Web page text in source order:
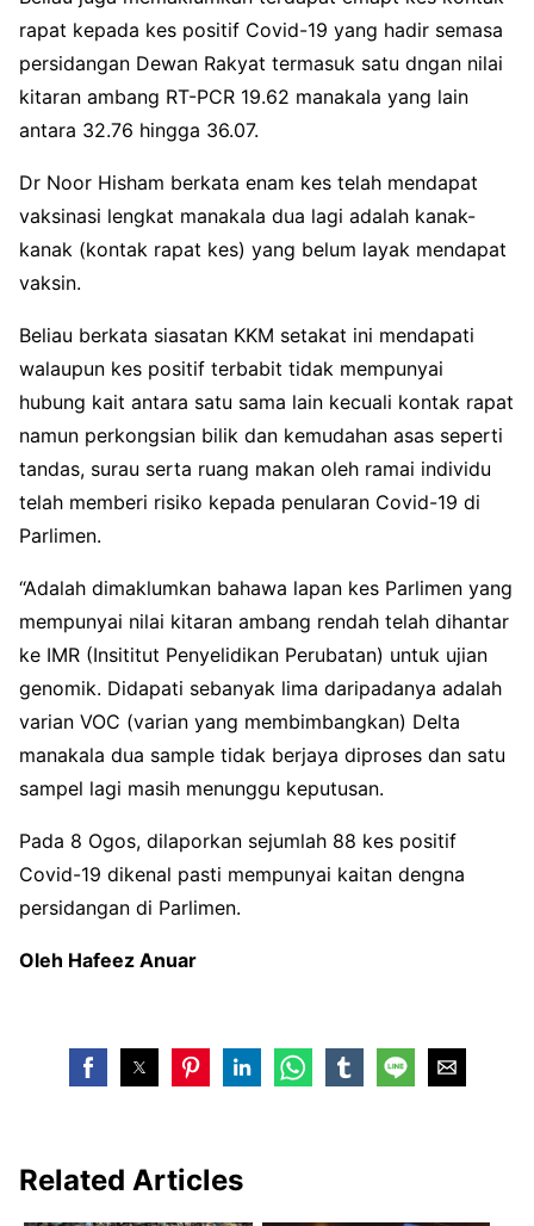
rapat kepada kes positif Covid-19 yang hadir semasa
persidangan Dewan Rakyat termasuk satu dngan nilai
kitaran ambang RT-PCR 19.62 manakala yang lain
antara 32.76 hingga 36.07.
Dr Noor Hisham berkata enam kes telah mendapat
vaksinasi lengkat manakala dua lagi adalah kanak-
kanak (kontak rapat kes) yang belum layak mendapat
vaksin.
Beliau berkata siasatan KKM setakat ini mendapati
walaupun kes positif terbabit tidak mempunyai
hubung kait antara satu sama lain kecuali kontak rapat
namun perkongsian bilik dan kemudahan asas seperti
tandas, surau serta ruang makan oleh ramai individu
telah memberi risiko kepada penularan Covid-19 di
Parlimen.
“Adalah dimaklumkan bahawa lapan kes Parlimen yang
mempunyai nilai kitaran ambang rendah telah dihantar
ke IMR (Insititut Penyelidikan Perubatan) untuk ujian
genomik. Didapati sebanyak lima daripadanya adalah
varian VOC (varian yang membimbangkan) Delta
manakala dua sample tidak berjaya diproses dan satu
sampel lagi masih menunggu keputusan.
Pada 8 Ogos, dilaporkan sejumlah 88 kes positif
Covid-19 dikenal pasti mempunyai kaitan dengna
persidangan di Parlimen.
Oleh Hafeez Anuar
Related Articles